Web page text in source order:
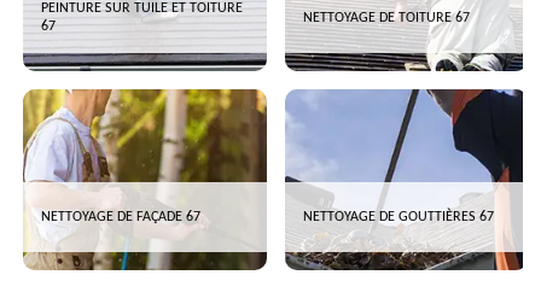
PEINTURE SUR TUILE ET TOITURE
67
NETTOYAGE DE TOITURE 67
NETTOYAGE DE FAÇADE 67 NETTOYAGE DE GOUTTIÈRES 67